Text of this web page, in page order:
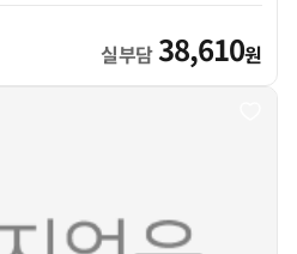
실부담38,610원